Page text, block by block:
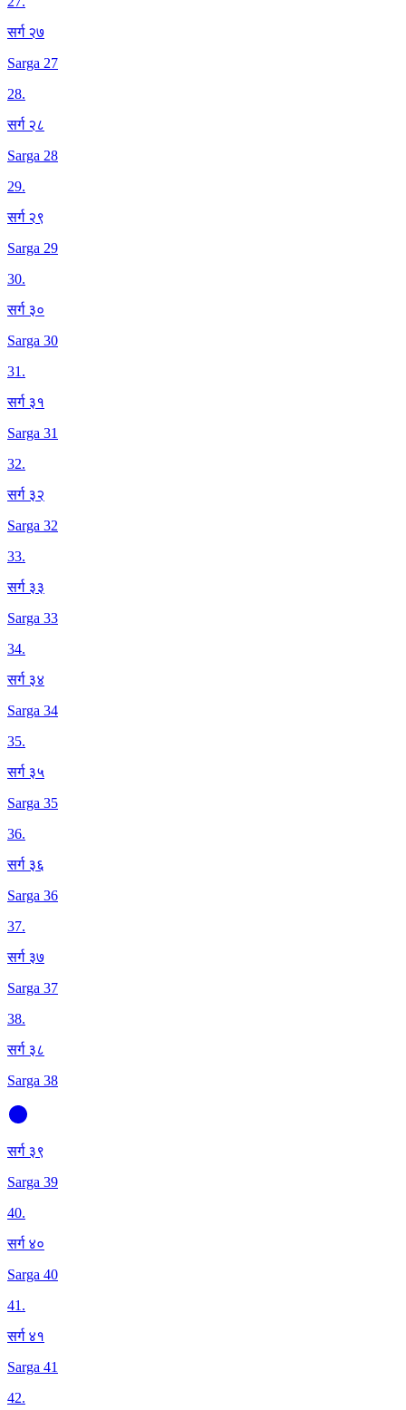
सर्ग २७
Sarga 27
28.
सर्ग २८
Sarga 28
29.
सर्ग २९
Sarga 29
30.
सर्ग ३०
Sarga 30
31.
सर्ग ३१
Sarga 31
32.
सर्ग ३२
Sarga 32
33.
सर्ग ३३
Sarga 33
34.
सर्ग ३४
Sarga 34
35.
सर्ग ३५
Sarga 35
36.
सर्ग ३६
Sarga 36
37.
सर्ग ३७
Sarga 37
38.
सर्ग ३८
Sarga 38
सर्ग ३९
Sarga 39
40.
सर्ग ४०
Sarga 40
41.
सर्ग ४१
Sarga 41
42.